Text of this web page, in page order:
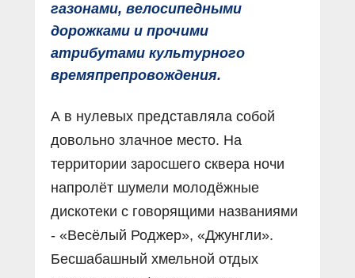
газонами, велосипедными
дорожками и прочими
атрибутами культурного
времяпрепровождения.
А в нулевых представляла собой
довольно злачное место. На
территории заросшего сквера ночи
напролёт шумели молодёжные
дискотеки с говорящими названиями
- «Весёлый Роджер», «Джунгли».
Бесшабашный хмельной отдых